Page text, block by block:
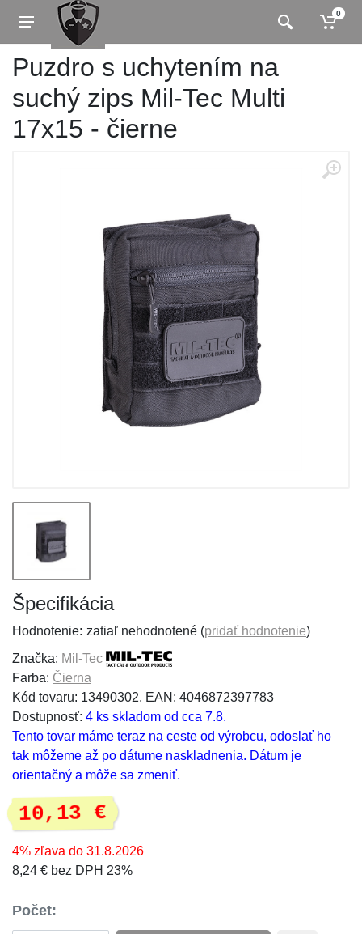
0
Puzdro s uchytením na
suchý zips Mil-Tec Multi
17x15 - čierne
Špecifikácia
Hodnotenie: zatiaľ nehodnotené (pridať hodnotenie)
Značka: Mil-Tec
Farba: Čierna
Kód tovaru: 13490302, EAN: 4046872397783
Dostupnosť: 4 ks skladom od cca 7.8.
Tento tovar máme teraz na ceste od výrobcu, odoslať ho
tak môžeme až po dátume naskladnenia. Dátum je
orientačný a môže sa zmeniť.
10,13 €
4% zľava do 31.8.2026
8,24 € bez DPH 23%
Počet: